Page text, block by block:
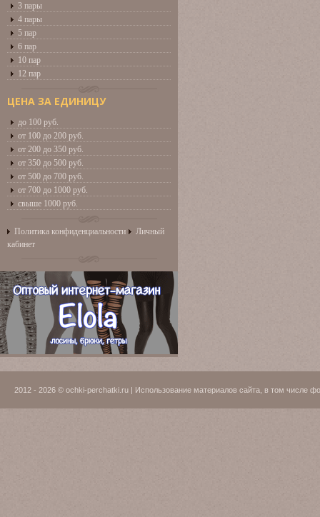
3 пары
4 пары
5 пар
6 пар
10 пар
12 пар
ЦЕНА ЗА ЕДИНИЦУ
до 100 руб.
от 100 до 200 руб.
от 200 до 350 руб.
от 350 до 500 руб.
от 500 до 700 руб.
от 700 до 1000 руб.
свыше 1000 руб.
Политика конфиденциальности
Личный
кабинет
2012 - 2026 © ochki-perchatki.ru | Использование материалов сайта, в том числе